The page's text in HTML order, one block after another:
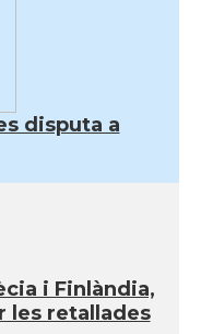
disputa a
i Finlàndia,
les retallades